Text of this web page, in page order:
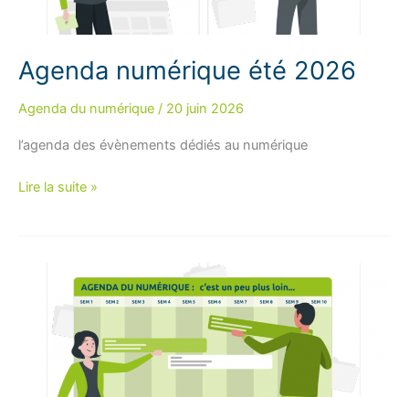
Agenda numérique été 2026
Agenda du numérique / 20 juin 2026
l’agenda des évènements dédiés au numérique
Agenda
Lire la suite »